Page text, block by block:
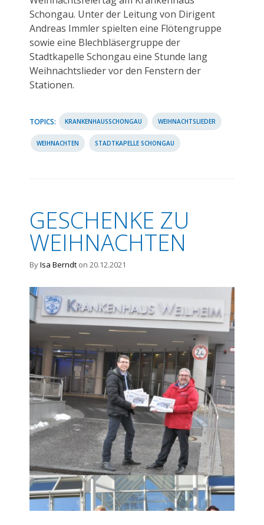
Schongau. Unter der Leitung von Dirigent
Andreas Immler spielten eine Flötengruppe
sowie eine Blechbläsergruppe der
Stadtkapelle Schongau eine Stunde lang
Weihnachtslieder vor den Fenstern der
Stationen.
TOPICS: KRANKENHAUSSCHONGAU WEIHNACHTSLIEDER
WEIHNACHTEN STADTKAPELLE SCHONGAU
GESCHENKE ZU
WEIHNACHTEN
ByIsa Berndt on 20.12.2021